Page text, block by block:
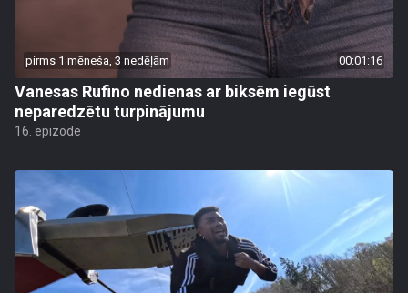
pirms 1 mēneša, 3 nedēļām 00:01:16
Vanesas Rufino nedienas ar biksēm iegūst
neparedzētu turpinājumu
16. epizode